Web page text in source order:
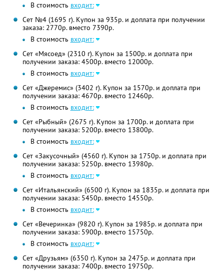
В стоимость входит:
Сет №4 (1695 г). Купон за 935р. и доплата при получении
заказа: 2770р. вместо 7390р.
В стоимость входит:
Сет «Мясоед» (2310 г). Купон за 1500р. и доплата при
получении заказа: 4500р. вместо 12000р.
В стоимость входит:
Сет «Джеремис» (3402 г). Купон за 1570р. и доплата при
получении заказа: 4670р. вместо 12460р.
В стоимость входит:
Сет «Рыбный» (2675 г). Купон за 1700р. и доплата при
получении заказа: 5200р. вместо 13800р.
В стоимость входит:
Сет «Закусочный» (4560 г). Купон за 1750р. и доплата при
получении заказа: 5250р. вместо 13980р.
В стоимость входит:
Сет «Итальянский» (6500 г). Купон за 1835р. и доплата при
получении заказа: 5450р. вместо 14550р.
В стоимость входит:
Сет «Вечеринка» (9820 г). Купон за 1985р. и доплата при
получении заказа: 5900р. вместо 15750р.
В стоимость входит:
Сет «Друзьям» (6350 г). Купон за 2475р. и доплата при
получении заказа: 7400р. вместо 19750р.